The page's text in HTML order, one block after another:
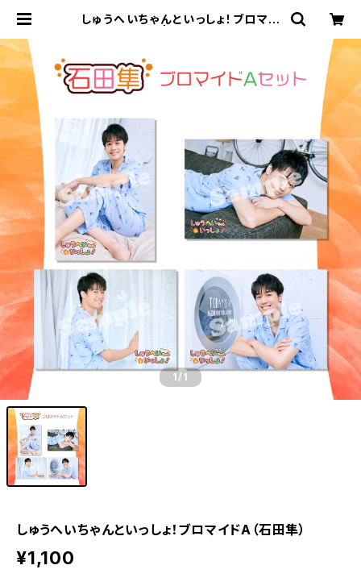
しゅうへいちゃんといっしょ！ブロマイ
1 /1
しゅうへいちゃんといっしょ！ブロマイドA（石田隼）
¥1,100